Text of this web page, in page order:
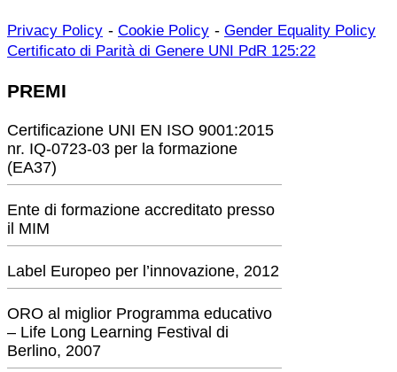
Privacy Policy - Cookie Policy - Gender Equality Policy
Certificato di Parità di Genere UNI PdR 125:22
PREMI
Certificazione UNI EN ISO 9001:2015
nr. IQ-0723-03 per la formazione
(EA37)
Ente di formazione accreditato presso
il MIM
Label Europeo per l’innovazione, 2012
ORO al miglior Programma educativo
– Life Long Learning Festival di
Berlino, 2007